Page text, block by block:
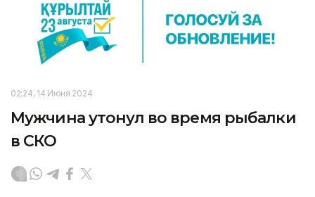
02:24, 14 Июня 2024
Мужчина утонул во время рыбалки
в СКО